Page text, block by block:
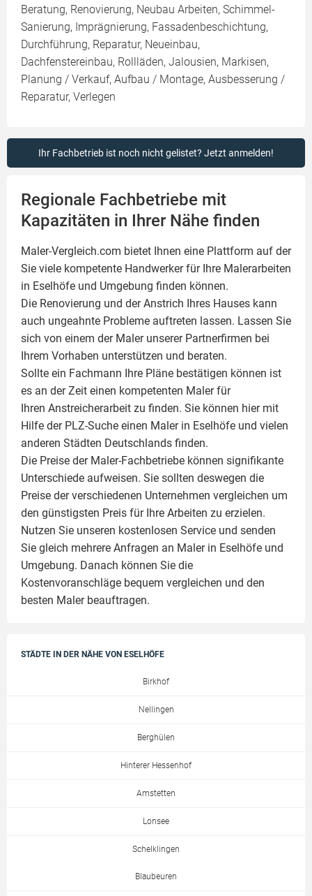
Beratung, Renovierung, Neubau Arbeiten, Schimmel-
Sanierung, Imprägnierung, Fassadenbeschichtung,
Durchführung, Reparatur, Neueinbau,
Dachfenstereinbau, Rollläden, Jalousien, Markisen,
Planung / Verkauf, Aufbau / Montage, Ausbesserung /
Reparatur, Verlegen
Ihr Fachbetrieb ist noch nicht gelistet? Jetzt anmelden!
Regionale Fachbetriebe mit
Kapazitäten in Ihrer Nähe finden
Maler-Vergleich.com bietet Ihnen eine Plattform auf der
Sie viele kompetente Handwerker für Ihre Malerarbeiten
in Eselhöfe und Umgebung finden können.
Die Renovierung und der Anstrich Ihres Hauses kann
auch ungeahnte Probleme auftreten lassen. Lassen Sie
sich von einem der Maler unserer Partnerfirmen bei
Ihrem Vorhaben unterstützen und beraten.
Sollte ein Fachmann Ihre Pläne bestätigen können ist
es an der Zeit einen kompetenten Maler für
Ihren Anstreicherarbeit zu finden. Sie können hier mit
Hilfe der PLZ-Suche einen Maler in Eselhöfe und vielen
anderen Städten Deutschlands finden.
Die Preise der Maler-Fachbetriebe können signifikante
Unterschiede aufweisen. Sie sollten deswegen die
Preise der verschiedenen Unternehmen vergleichen um
den günstigsten Preis für Ihre Arbeiten zu erzielen.
Nutzen Sie unseren kostenlosen Service und senden
Sie gleich mehrere Anfragen an Maler in Eselhöfe und
Umgebung. Danach können Sie die
Kostenvoranschläge bequem vergleichen und den
besten Maler beauftragen.
STÄDTE IN DER NÄHE VON ESELHÖFE
Birkhof
Nellingen
Berghülen
Hinterer Hessenhof
Amstetten
Lonsee
Schelklingen
Blaubeuren